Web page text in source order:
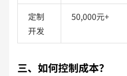
定制
开发
50,000元+
三、如何控制成本？